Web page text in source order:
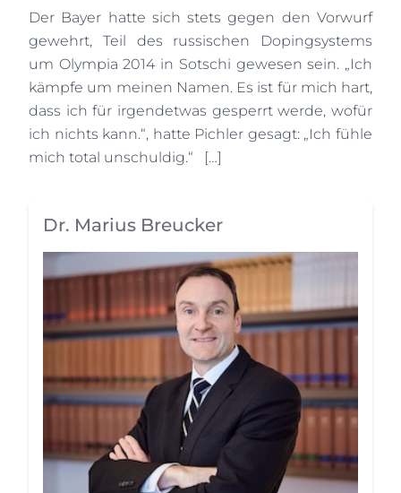
Der Bayer hatte sich stets gegen den Vorwurf
gewehrt, Teil des russischen Dopingsystems
um Olympia 2014 in Sotschi gewesen sein. „Ich
kämpfe um meinen Namen. Es ist für mich hart,
dass ich für irgendetwas gesperrt werde, wofür
ich nichts kann.“, hatte Pichler gesagt: „Ich fühle
mich total unschuldig.“ […]
Dr. Marius Breucker